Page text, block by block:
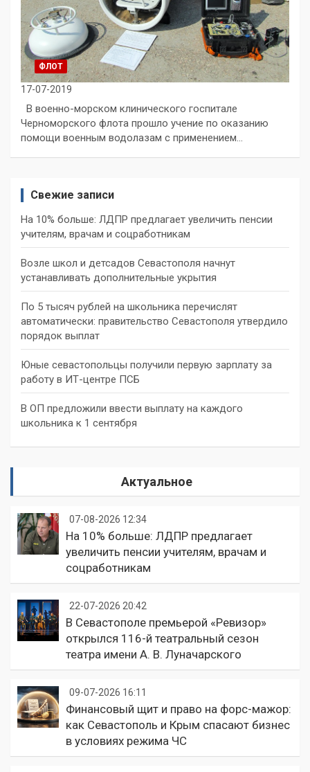
ФЛОТ
17-07-2019
В военно-морском клинического госпитале
Черноморского флота прошло учение по оказанию
помощи военным водолазам с применением…
Свежие записи
На 10% больше: ЛДПР предлагает увеличить пенсии
учителям, врачам и соцработникам
Возле школ и детсадов Севастополя начнут
устанавливать дополнительные укрытия
По 5 тысяч рублей на школьника перечислят
автоматически: правительство Севастополя утвердило
порядок выплат
Юные севастопольцы получили первую зарплату за
работу в ИТ-центре ПСБ
В ОП предложили ввести выплату на каждого
школьника к 1 сентября
Актуальное
07-08-2026 12:34
На 10% больше: ЛДПР предлагает
увеличить пенсии учителям, врачам и
соцработникам
22-07-2026 20:42
В Севастополе премьерой «Ревизор»
открылся 116-й театральный сезон
театра имени А. В. Луначарского
09-07-2026 16:11
Финансовый щит и право на форс-мажор:
как Севастополь и Крым спасают бизнес
в условиях режима ЧС